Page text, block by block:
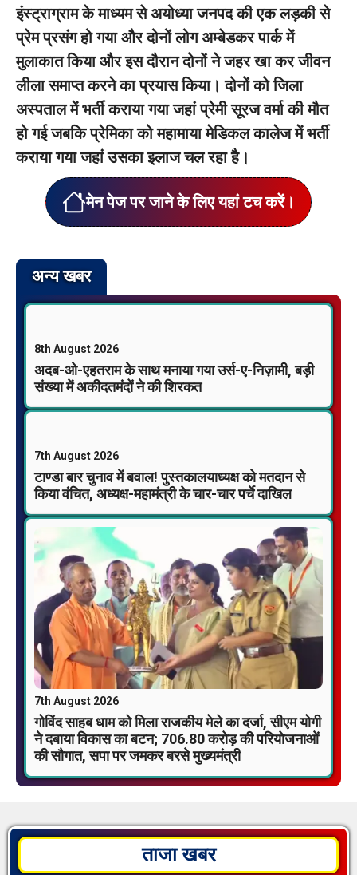
इंस्ट्राग्राम के माध्यम से अयोध्या जनपद की एक लड़की से
प्रेम प्रसंग हो गया और दोनों लोग अम्बेडकर पार्क में
मुलाकात किया और इस दौरान दोनों ने जहर खा कर जीवन
लीला समाप्त करने का प्रयास किया। दोनों को जिला
अस्पताल में भर्ती कराया गया जहां प्रेमी सूरज वर्मा की मौत
हो गई जबकि प्रेमिका को महामाया मेडिकल कालेज में भर्ती
कराया गया जहां उसका इलाज चल रहा है।
मेन पेज पर जाने के लिए यहां टच करें।
अन्य खबर
8th August 2026
अदब-ओ-एहतराम के साथ मनाया गया उर्स-ए-निज़ामी, बड़ी
संख्या में अकीदतमंदों ने की शिरकत
7th August 2026
टाण्डा बार चुनाव में बवाल! पुस्तकालयाध्यक्ष को मतदान से
किया वंचित, अध्यक्ष-महामंत्री के चार-चार पर्चे दाखिल
7th August 2026
गोविंद साहब धाम को मिला राजकीय मेले का दर्जा, सीएम योगी
ने दबाया विकास का बटन; 706.80 करोड़ की परियोजनाओं
की सौगात, सपा पर जमकर बरसे मुख्यमंत्री
ताजा खबर